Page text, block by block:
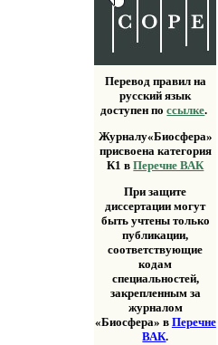
Перевод правил на
русский язык
доступен поссылке.
Журналу«Биосфера»
присвоена категория
К1 вПеречне ВАК
При защите
диссертации могут
быть учтены только
публикации,
соответствующие
кодам
специальностей,
закрепленным за
журналом
«Биосфера» в Перечне
ВАК.